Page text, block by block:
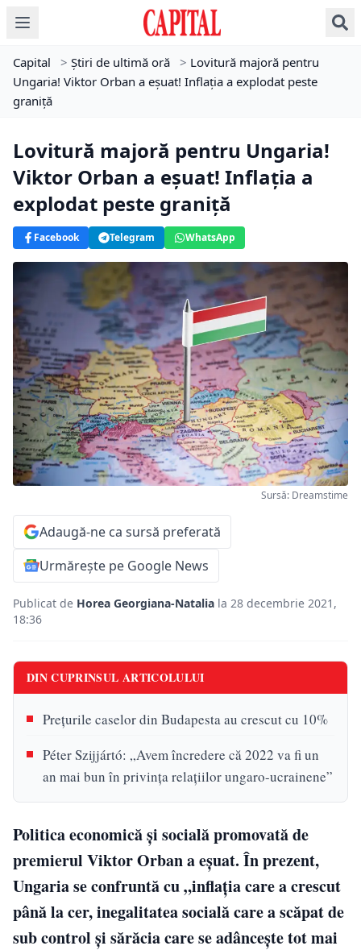
Capital > Știri de ultimă oră > Lovitură majoră pentru
Ungaria! Viktor Orban a eșuat! Inflația a explodat peste
graniță
Lovitură majoră pentru Ungaria!
Viktor Orban a eșuat! Inflația a
explodat peste graniță
Facebook Telegram WhatsApp
Sursă: Dreamstime
Adaugă-ne ca sursă preferată
Urmărește pe Google News
Publicat de Horea Georgiana-Natalia la 28 decembrie 2021,
18:36
DIN CUPRINSUL ARTICOLULUI
Prețurile caselor din Budapesta au crescut cu 10%
Péter Szijjártó: „Avem încredere că 2022 va fi un
an mai bun în privinţa relaţiilor ungaro-ucrainene”
Politica economică şi socială promovată de
premierul Viktor Orban a eşuat. În prezent,
Ungaria se confruntă cu „inflația care a crescut
până la cer, inegalitatea socială care a scăpat de
sub control și sărăcia care se adânceşte tot mai